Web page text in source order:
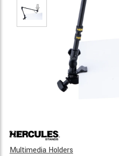
Multimedia Holders